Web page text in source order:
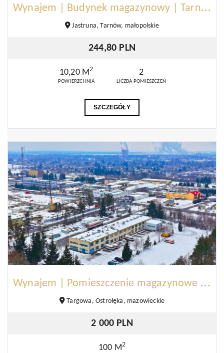
W
ynajem | Budynek magazynowy | Tarnów
Jastruna, Tarnów, małopolskie
244,80 PLN
10,20 M2
POWIERZCHNIA
2
LICZBA POMIESZCZEŃ
SZCZEGÓŁY
W
ynajem | Pomieszczenie magazynowe | Ostrołęka
Targowa, Ostrołęka, mazowieckie
2 000 PLN
100 M2